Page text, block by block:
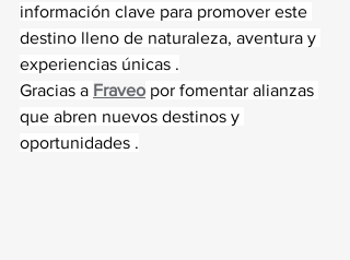
información clave para promover este
destino lleno de naturaleza, aventura y
experiencias únicas .
Gracias a Fraveo por fomentar alianzas
que abren nuevos destinos y
oportunidades .